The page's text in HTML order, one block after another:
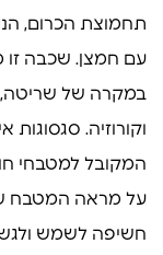
תחמוצת הכרום,
עם חמצן. שכבה
במקרה של שריטה,
וקורוזיה. סגסוגות
המקובל למטבחי
על מראה המטבח
חשיפה לשמש